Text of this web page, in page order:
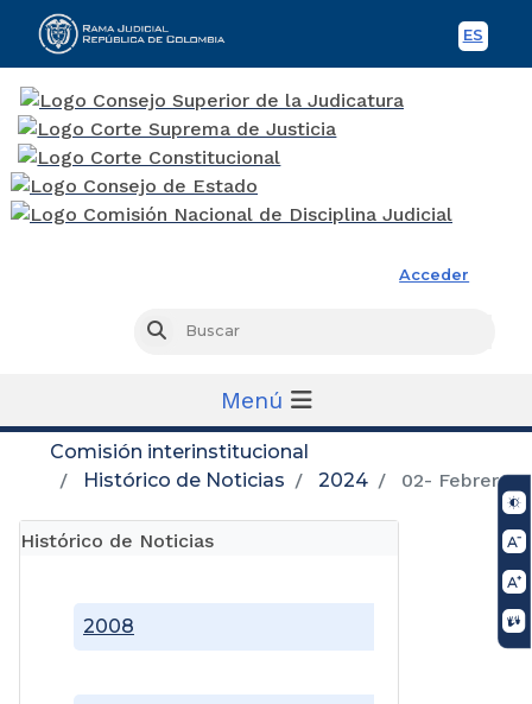
ES
Acceder
Buscar
Menú
Comisión interinstitucional
Histórico de Noticias
2024 02- Febrero
Histórico de Noticias
2008